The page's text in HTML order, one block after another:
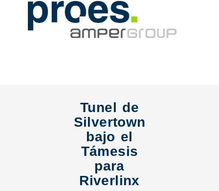
Tunel de
Silvertown
bajo el
Támesis
para
Riverlinx